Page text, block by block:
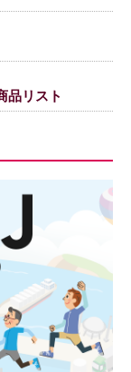
品リスト